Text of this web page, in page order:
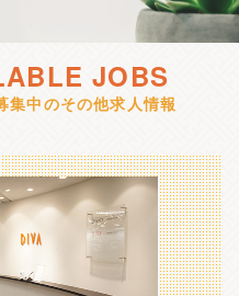
JOBS
集中のその他求人情報